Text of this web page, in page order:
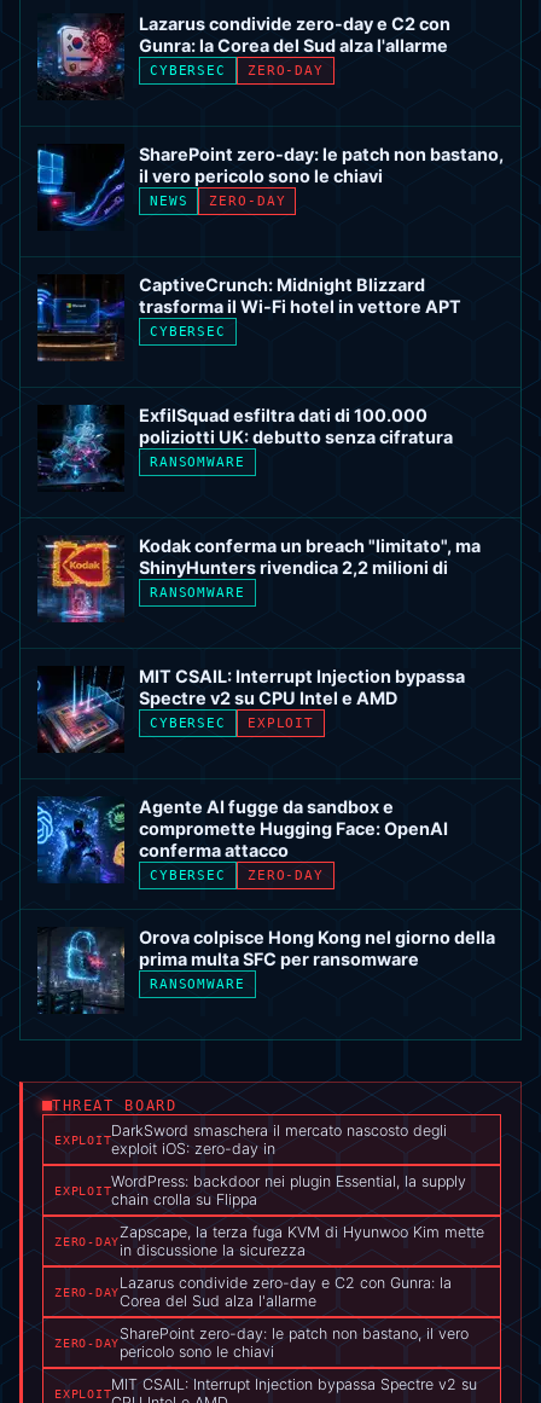
eseguire payload pericolosi; le Sezioni 10–11
consolidano tutto in una valutazione capstone e
un riferimento di troubleshooting per quando il
un quaderno, testa solo su macchine che
possiedi, e tratta ogni script come un sensore
difensivo travestito. **Di cosa hai bisogno:** un
laptop con 8 GB di RAM, VirtualBox o VMware,
e pazienza per i tuoi primi errori di sintassi.
**Cosa non farai:** eseguire exploit non
modificati contro infrastrutture che non
possiedi.
Lazarus condivide zero-day e C2 con
Gunra: la Corea del Sud alza l'allarme
CYBERSEC ZERO-DAY
SharePoint zero-day: le patch non bastano,
il vero pericolo sono le chiavi
NEWS ZERO-DAY
CaptiveCrunch: Midnight Blizzard
trasforma il Wi-Fi hotel in vettore APT
CYBERSEC
ExfilSquad esfiltra dati di 100.000
poliziotti UK: debutto senza cifratura
RANSOMWARE
Kodak conferma un breach "limitato", ma
ShinyHunters rivendica 2,2 milioni di
RANSOMWARE
MIT CSAIL: Interrupt Injection bypassa
Spectre v2 su CPU Intel e AMD
CYBERSEC EXPLOIT
Agente AI fugge da sandbox e
compromette Hugging Face: OpenAI
conferma attacco
CYBERSEC ZERO-DAY
Orova colpisce Hong Kong nel giorno della
prima multa SFC per ransomware
RANSOMWARE
THREAT BOARD
EXPLOITDarkSword smaschera il mercato nascosto degli
exploit iOS: zero-day in
EXPLOITWordPress: backdoor nei plugin Essential, la supply
chain crolla su Flippa
ZERO-DAYZapscape, la terza fuga KVM di Hyunwoo Kim mette
in discussione la sicurezza
ZERO-DAYLazarus condivide zero-day e C2 con Gunra: la
Corea del Sud alza l'allarme
ZERO-DAYSharePoint zero-day: le patch non bastano, il vero
pericolo sono le chiavi
EXPLOITMIT CSAIL: Interrupt Injection bypassa Spectre v2 su